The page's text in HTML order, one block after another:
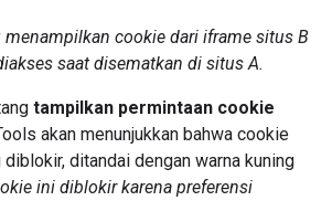
menampilkan cookie dari iframe situs B
saat disematkan di situs A.
tampilkan permintaan cookie
akan menunjukkan bahwa cookie
ditandai dengan warna kuning
ini diblokir karena preferensi